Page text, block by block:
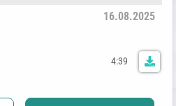
16.08.2025
4:39